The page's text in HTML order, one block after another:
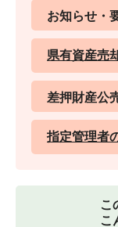
お知らせ・
県有資産売
差押財産公
指定管理者
こ
こ